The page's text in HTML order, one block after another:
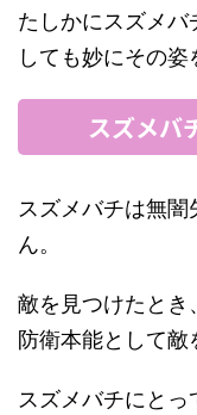
たしかにスズメバ
しても妙にその姿
スズメバ
スズメバチは無
ん。
敵を見つけたとき
防衛本能として敵
スズメバチにとっ